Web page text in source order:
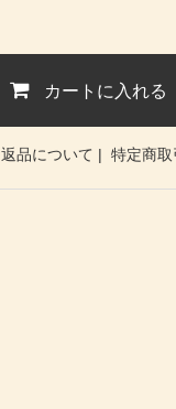
カートに入れる
返品について | 特定商